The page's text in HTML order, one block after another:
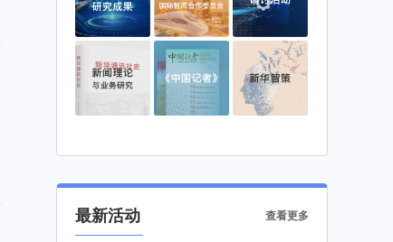
最新活动 查看更多